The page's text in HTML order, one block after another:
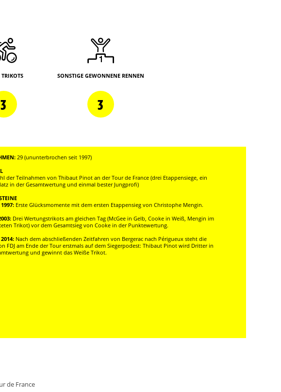
TRIKOTS
3
SONSTIGE GEWONNENE RENNEN
3
29 (ununterbrochen seit 1997)
der Teilnahmen von Thibaut Pinot an der Tour de France (drei Etappensiege, ein
in der Gesamtwertung und einmal bester Jungprofi)
Erste Glücksmomente mit dem ersten Etappensieg von Christophe Mengin.
Drei Wertungstrikots am gleichen Tag (McGee in Gelb, Cooke in Weiß, Mengin im
Trikot) vor dem Gesamtsieg von Cooke in der Punktewertung.
Nach dem abschließenden Zeitfahren von Bergerac nach Périgueux steht die
FDJ am Ende der Tour erstmals auf dem Siegerpodest: Thibaut Pinot wird Dritter in
und gewinnt das Weiße Trikot.
de France